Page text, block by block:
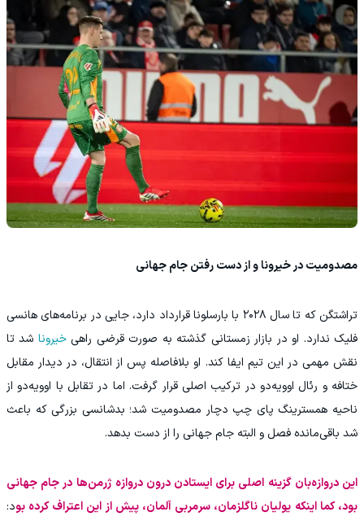
مصدومیت در خیرونا و از دست رفتن جام جهانی
تراشتگن که تا سال ۲۰۲۸ با بارسلونا قرارداد دارد، جایی در برنامه‌های هانسی
فلیک ندارد. او در بازار زمستانی گذشته به صورت قرضی راهیخیرونا شد تا
نقش مهمی در این تیم ایفا کند. او بلافاصله پس از انتقال، در دیدار مقابل
ختافه و رئال اوویه‌دو در ترکیب اصلی قرار گرفت. اما در تقابل با اوویه‌دو از
ناحیه همسترینگ پای چپ دچار مصدومیت شد؛ بدشانسی بزرگی که باعث
شد باقی‌مانده فصل و البته جام جهانی را از دست بدهد.
این دروازه‌بان گزینه اصلی برای ایستادن درون دروازه ژرمن‌ها در جام جهانی
بود، کما اینکه یولیان ناگلزمان، سرمربی آلمان، پیش از این اعتراف کرده بود: